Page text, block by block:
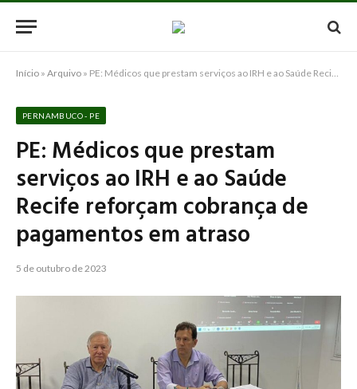
Início » Arquivo » PE: Médicos que prestam serviços ao IRH e ao Saúde Recife reforçam cobrança de pagamentos em atraso
PERNAMBUCO - PE
PE: Médicos que prestam
serviços ao IRH e ao Saúde
Recife reforçam cobrança de
pagamentos em atraso
5 de outubro de 2023